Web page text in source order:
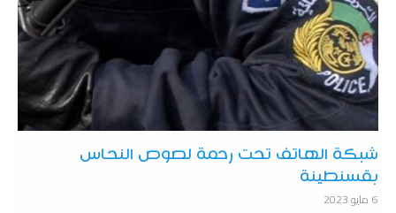
شبكة الهاتف تحت رحمة لصوص النحاس
بقسنطينة
6 مايو 2023